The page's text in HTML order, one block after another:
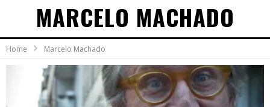
Faça o bem! Mas, sem olhar a quem!?
Novo single de Arnaldo Tifu, “De Testa” explora brasilidade em sons, cores e símbolos
MARCELO MACHADO
Home Marcelo Machado